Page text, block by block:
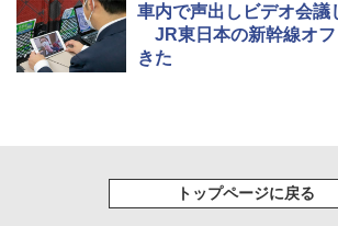
パ
￥2,277
￥9,990
[キャンパーズコレクシ
￥-
熊撃退スプレー 熊よけ
【日本企業販売】超強力
0ml（連続噴射30秒）
秒）射程5～10m 安全ロ
￥3,680
車内で声出しビデオ会議
JR東日本の新幹線オフ
きた
トップページに戻る